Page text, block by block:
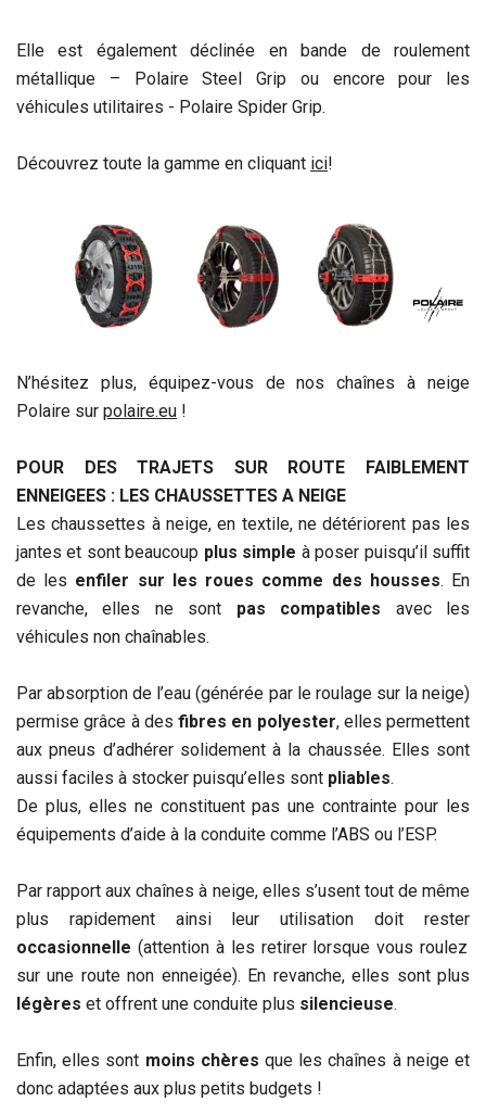
Elle est également déclinée en bande de roulement
métallique – Polaire Steel Grip ou encore pour les
véhicules utilitaires - Polaire Spider Grip.
Découvrez toute la gamme en cliquant ici!
N’hésitez plus, équipez-vous de nos chaînes à neige
Polaire sur polaire.eu !
POUR DES TRAJETS SUR ROUTE FAIBLEMENT
ENNEIGEES : LES CHAUSSETTES A NEIGE
Les chaussettes à neige, en textile, ne détériorent pas les
jantes et sont beaucoup plus simple à poser puisqu’il suffit
de les enfiler sur les roues comme des housses. En
revanche, elles ne sont pas compatibles avec les
véhicules non chaînables.
Par absorption de l’eau (générée par le roulage sur la neige)
permise grâce à des fibres en polyester, elles permettent
aux pneus d’adhérer solidement à la chaussée. Elles sont
aussi faciles à stocker puisqu’elles sont pliables.
De plus, elles ne constituent pas une contrainte pour les
équipements d’aide à la conduite comme l’ABS ou l’ESP.
Par rapport aux chaînes à neige, elles s’usent tout de même
plus rapidement ainsi leur utilisation doit rester
occasionnelle (attention à les retirer lorsque vous roulez
sur une route non enneigée). En revanche, elles sont plus
légères et offrent une conduite plus silencieuse.
Enfin, elles sont moins chères que les chaînes à neige et
donc adaptées aux plus petits budgets !